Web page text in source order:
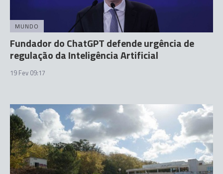
MUNDO
Fundador do ChatGPT defende urgência de
regulação da Inteligência Artificial
19 Fev 09:17